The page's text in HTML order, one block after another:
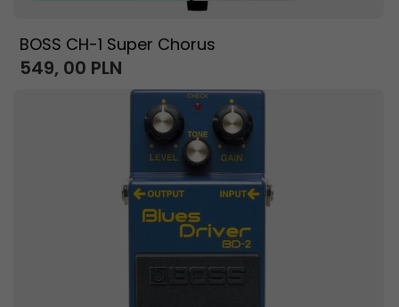
BOSS CH-1 Super Chorus
549, 00 PLN